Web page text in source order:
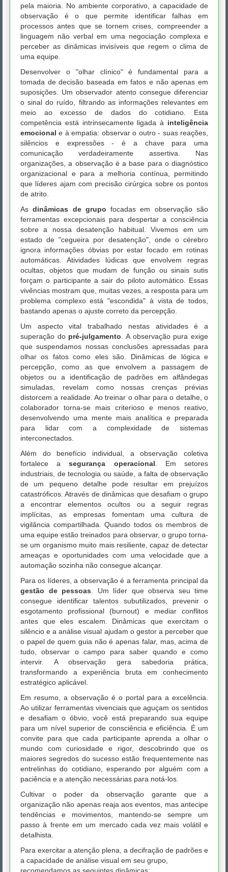
pela maioria. No ambiente corporativo, a capacidade de
observação é o que permite identificar falhas em
processos antes que se tornem crises, compreender a
linguagem não verbal em uma negociação complexa e
perceber as dinâmicas invisíveis que regem o clima de
uma equipe.
Desenvolver o "olhar clínico" é fundamental para a
tomada de decisão baseada em fatos e não apenas em
suposições. Um observador atento consegue diferenciar
o sinal do ruído, filtrando as informações relevantes em
meio ao excesso de dados do cotidiano. Esta
competência está intrinsecamente ligada à inteligência
emocional e à empatia: observar o outro - suas reações,
silêncios e expressões - é a chave para uma
comunicação verdadeiramente assertiva. Nas
organizações, a observação é a base para o diagnóstico
organizacional e para a melhoria contínua, permitindo
que líderes ajam com precisão cirúrgica sobre os pontos
de atrito.
Asdinâmicas de grupo focadas em observação são
ferramentas excepcionais para despertar a consciência
sobre a nossa desatenção habitual. Vivemos em um
estado de "cegueira por desatenção", onde o cérebro
ignora informações óbvias por estar focado em rotinas
automáticas. Atividades lúdicas que envolvem regras
ocultas, objetos que mudam de função ou sinais sutis
forçam o participante a sair do piloto automático. Essas
vivências mostram que, muitas vezes, a resposta para um
problema complexo está "escondida" à vista de todos,
bastando apenas o ajuste correto da percepção.
Um aspecto vital trabalhado nestas atividades é a
superação do pré-julgamento . A observação pura exige
que suspendamos nossas conclusões apressadas para
olhar os fatos como eles são. Dinâmicas de lógica e
percepção, como as que envolvem a passagem de
objetos ou a identificação de padrões em alfândegas
simuladas, revelam como nossas crenças prévias
distorcem a realidade. Ao treinar o olhar para o detalhe, o
colaborador torna-se mais criterioso e menos reativo,
desenvolvendo uma mente mais analítica e preparada
para lidar com a complexidade de sistemas
interconectados.
Além do benefício individual, a observação coletiva
fortalece asegurança operacional . Em setores
industriais, de tecnologia ou saúde, a falta de observação
de um pequeno detalhe pode resultar em prejuízos
catastróficos. Através de dinâmicas que desafiam o grupo
a encontrar elementos ocultos ou a seguir regras
implícitas, as empresas fomentam uma cultura de
vigilância compartilhada. Quando todos os membros de
uma equipe estão treinados para observar, o grupo torna-
se um organismo muito mais resiliente, capaz de detectar
ameaças e oportunidades com uma velocidade que a
automação sozinha não consegue alcançar.
Para os líderes, a observação é a ferramenta principal da
gestão de pessoas . Um líder que observa seu time
consegue identificar talentos subutilizados, prevenir o
esgotamento profissional (burnout) e mediar conflitos
antes que eles escalem. Dinâmicas que exercitam o
silêncio e a análise visual ajudam o gestor a perceber que
o papel de quem guia não é apenas falar, mas, acima de
tudo, observar o campo para saber quando e como
intervir. A observação gera sabedoria prática,
transformando a experiência bruta em conhecimento
estratégico aplicável.
Em resumo, a observação é o portal para a excelência.
Ao utilizar ferramentas vivenciais que aguçam os sentidos
e desafiam o óbvio, você está preparando sua equipe
para um nível superior de consciência e eficiência. É um
convite para que cada participante aprenda a olhar o
mundo com curiosidade e rigor, descobrindo que os
maiores segredos do sucesso estão frequentemente nas
entrelinhas do cotidiano, esperando por alguém com a
paciência e a atenção necessárias para notá-los.
Cultivar o poder da observação garante que a
organização não apenas reaja aos eventos, mas antecipe
tendências e movimentos, mantendo-se sempre um
passo à frente em um mercado cada vez mais volátil e
detalhista.
Para exercitar a atenção plena, a decifração de padrões e
a capacidade de análise visual em seu grupo,